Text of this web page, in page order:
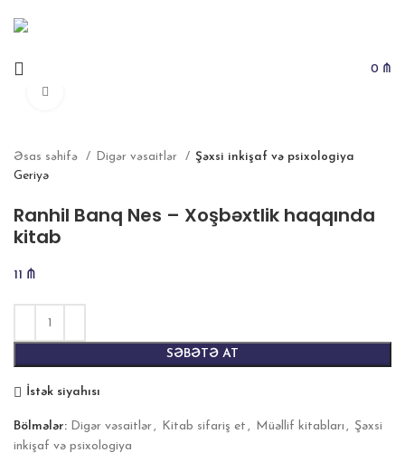
0 ₼
Əsas səhifə Digər vəsaitlər Şəxsi inkişaf və psixologiya
Geriyə
Ranhil Banq Nes – Xoşbəxtlik haqqında
kitab
11 ₼
SƏBƏTƏ AT
İstək siyahısı
Bölmələr: Digər vəsaitlər, Kitab sifariş et , Müəllif kitabları , Şəxsi
inkişaf və psixologiya